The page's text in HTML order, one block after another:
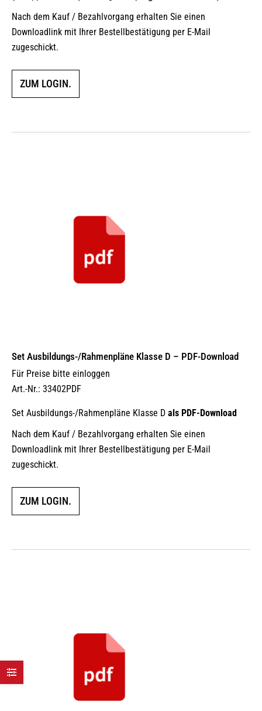
Nach dem Kauf / Bezahlvorgang erhalten Sie einen
Downloadlink mit Ihrer Bestellbestätigung per E-Mail
zugeschickt.
ZUM LOGIN.
Set Ausbildungs-/Rahmenpläne Klasse D – PDF-Download
Für Preise bitte einloggen
Art.-Nr.: 33402PDF
Set Ausbildungs-/Rahmenpläne Klasse D als PDF-Download
Nach dem Kauf / Bezahlvorgang erhalten Sie einen
Downloadlink mit Ihrer Bestellbestätigung per E-Mail
zugeschickt.
ZUM LOGIN.